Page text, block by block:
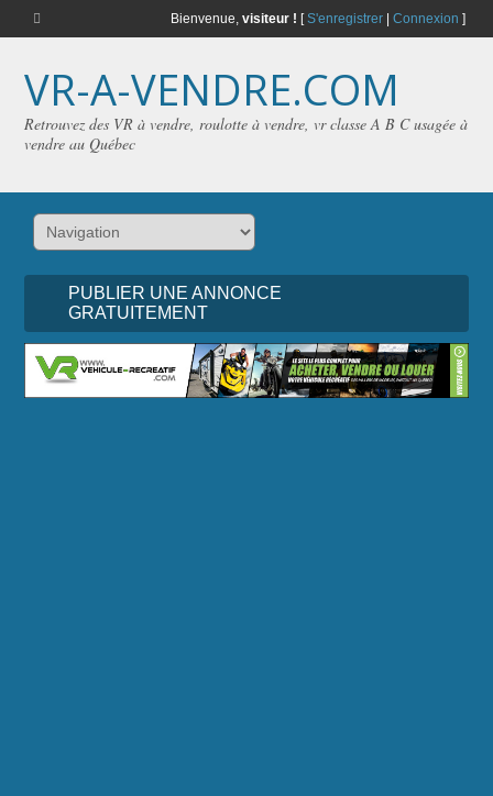
Bienvenue, visiteur ! [S'enregistrer| Connexion ]
VR-A-VENDRE.COM
Retrouvez des VR à vendre, roulotte à vendre, vr classe A B C usagée à
vendre au Québec
PUBLIER UNE ANNONCE
GRATUITEMENT